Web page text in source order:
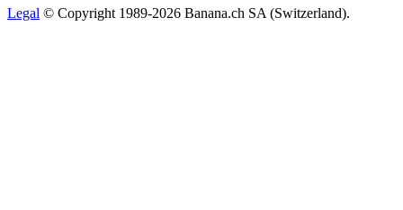
Legal © Copyright 1989-2026 Banana.ch SA (Switzerland).